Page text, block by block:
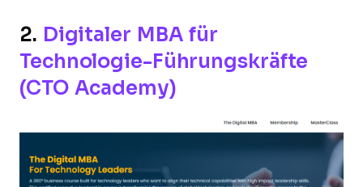
2. Digitaler MBA für
Technologie-Führungskräfte
(CTO Academy)